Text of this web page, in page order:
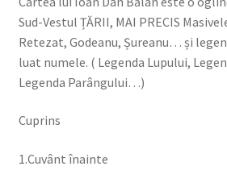
Sud-Vestul ȚĂRII, MAI PRECIS
Retezat, Godeanu, Șureanu… și
luat numele. ( Legenda Lupului,
Legenda Parângului…)
Cuprins
1.Cuvânt